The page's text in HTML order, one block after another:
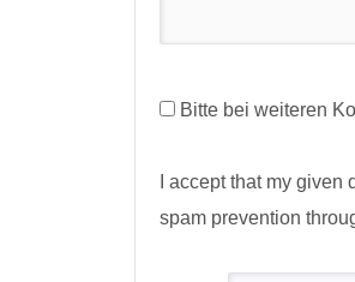
Bitte bei weiteren
I accept that my
spam prevention